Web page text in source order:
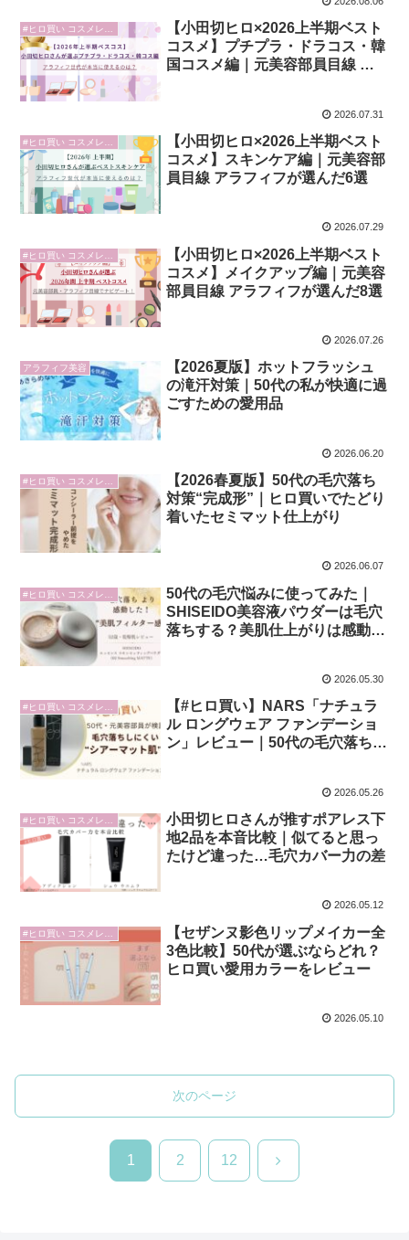
#ヒロ買い コスメレビュー
【小田切ヒロ×2026上半期ベスト
コスメ】プチプラ・ドラコス・韓
国コスメ編｜元美容部員目線 ア
2026.07.31
【小田切ヒロ×2026上半期ベスト
コスメ】スキンケア編｜元美容部
員目線 アラフィフが選んだ6選
2026.07.29
【小田切ヒロ×2026上半期ベスト
コスメ】メイクアップ編｜元美容
部員目線 アラフィフが選んだ8選
2026.07.26
アラフィフ美容
【2026夏版】ホットフラッシュ
の滝汗対策｜50代の私が快適に過
ごすための愛用品
2026.06.20
【2026春夏版】50代の毛穴落ち
対策“完成形”｜ヒロ買いでたどり
着いたセミマット仕上がり
2026.06.07
50代の毛穴悩みに使ってみた｜
SHISEIDO美容液パウダーは毛穴
落ちする？美肌仕上がりは感動
2026.05.30
#ヒロ買い コスメレビュー
【#ヒロ買い】NARS「ナチュラ
ル ロングウェア ファンデーショ
ン」レビュー｜50代の毛穴落ちを
2026.05.26
小田切ヒロさんが推すポアレス下
地2品を本音比較｜似てると思っ
たけど違った…毛穴カバー力の差
2026.05.12
【セザンヌ影色リップメイカー全
3色比較】50代が選ぶならどれ？
ヒロ買い愛用カラーをレビュー
2026.05.10
次のページ
1 2 12 次